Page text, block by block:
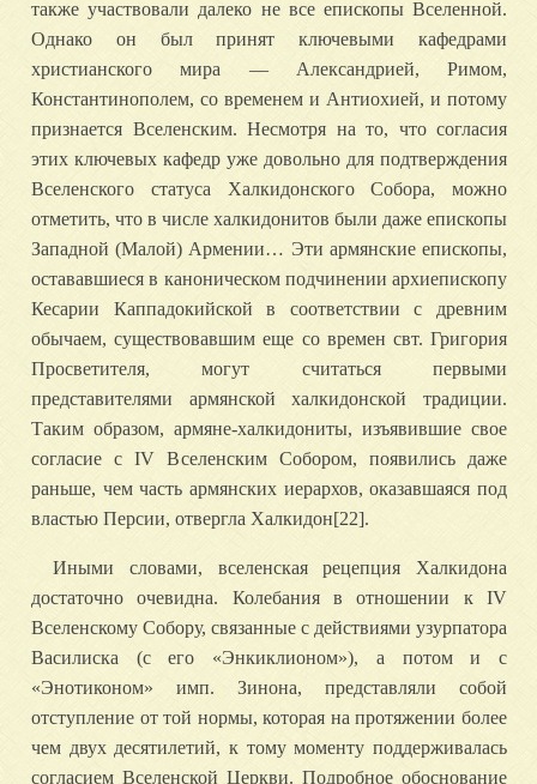
также участвовали далеко не все епископы Вселенной.
Однако он был принят ключевыми кафедрами
христианского мира — Александрией, Римом,
Константинополем, со временем и Антиохией, и потому
признается Вселенским. Несмотря на то, что согласия
этих ключевых кафедр уже довольно для подтверждения
Вселенского статуса Халкидонского Собора, можно
отметить, что в числе халкидонитов были даже епископы
Западной (Малой) Армении… Эти армянские епископы,
остававшиеся в каноническом подчинении архиепископу
Кесарии Каппадокийской в соответствии с древним
обычаем, существовавшим еще со времен свт. Григория
Просветителя, могут считаться первыми
представителями армянской халкидонской традиции.
Таким образом, армяне-халкидониты, изъявившие свое
согласие с IV Вселенским Собором, появились даже
раньше, чем часть армянских иерархов, оказавшаяся под
властью Персии, отвергла Халкидон[22].
Иными словами, вселенская рецепция Халкидона
достаточно очевидна. Колебания в отношении к IV
Вселенскому Собору, связанные с действиями узурпатора
Василиска (с его «Энкиклионом»), а потом и с
«Энотиконом» имп. Зинона, представляли собой
отступление от той нормы, которая на протяжении более
чем двух десятилетий, к тому моменту поддерживалась
согласием Вселенской Церкви. Подробное обоснование